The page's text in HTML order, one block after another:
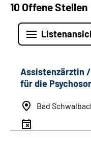
10 Offene Stellen
Assistenzärztin
für die
Bad